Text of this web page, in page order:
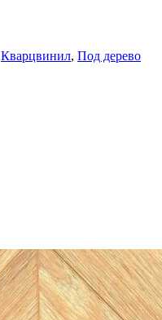
Кварцвинил, Под дерево